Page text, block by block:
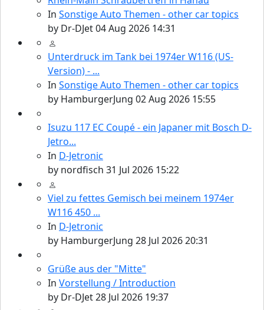
In Sonstige Auto Themen - other car topics
by Dr-DJet04 Aug 2026 14:31
Unterdruck im Tank bei 1974er W116 (US-
Version) - ...
In Sonstige Auto Themen - other car topics
by HamburgerJung 02 Aug 2026 15:55
Isuzu 117 EC Coupé - ein Japaner mit Bosch D-
Jetro...
In D-Jetronic
by nordfisch 31 Jul 2026 15:22
Viel zu fettes Gemisch bei meinem 1974er
W116 450 ...
In D-Jetronic
by HamburgerJung 28 Jul 2026 20:31
Grüße aus der "Mitte"
In Vorstellung / Introduction
by Dr-DJet28 Jul 2026 19:37